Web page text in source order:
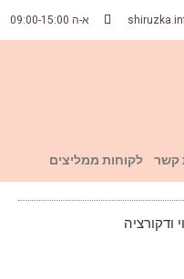
א-ה 09:00-15:00
קשר לקוחות ממליצים
ודקורציה